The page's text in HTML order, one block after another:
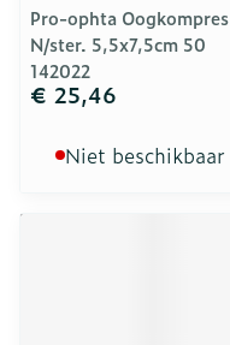
Pro-ophta Oogkompres
N/ster. 5,5x7,5cm 50
142022
€ 25,46
Niet beschikbaar